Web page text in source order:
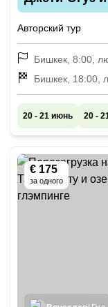
Авторский тур
Бишкек, 8:00,
Бишкек, 18:00,
20 - 21 июнь 20 -
€ 175
за одного